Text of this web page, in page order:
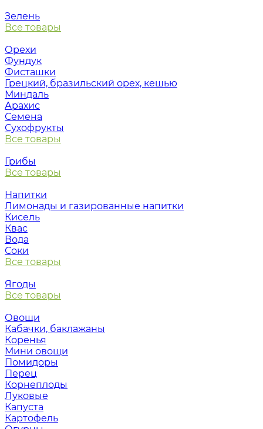
Зелень
Все товары
Орехи
Фундук
Фисташки
Грецкий, бразильский орех, кешью
Миндаль
Арахис
Семена
Сухофрукты
Все товары
Грибы
Все товары
Напитки
Лимонады и газированные напитки
Кисель
Квас
Вода
Соки
Все товары
Ягоды
Все товары
Овощи
Кабачки, баклажаны
Коренья
Мини овощи
Помидоры
Перец
Корнеплоды
Луковые
Капуста
Картофель